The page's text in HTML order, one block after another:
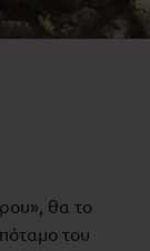
θα το
του